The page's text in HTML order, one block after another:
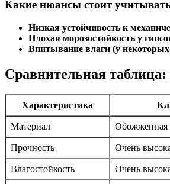
Какие нюансы стоит
Низкая устойчивость к
Плохая морозостойкость у
Впитывание влаги (у
Сравнительная
Характеристика
Материал Обожженная
Прочность Очень
Влагостойкость Очень